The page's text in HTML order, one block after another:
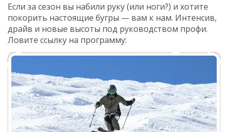
Если за сезон вы набили руку (или ноги?) и хотите
покорить настоящие бугры — вам к нам. Интенсив,
драйв и новые высоты под руководством профи.
Ловите ссылку на программу: